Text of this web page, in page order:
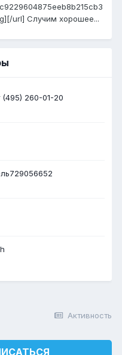
оператор
url] Случим хорошее...
260-01-20
Активность